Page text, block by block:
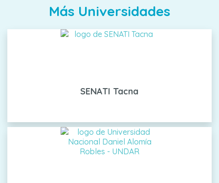
Más Universidades
SENATI Tacna